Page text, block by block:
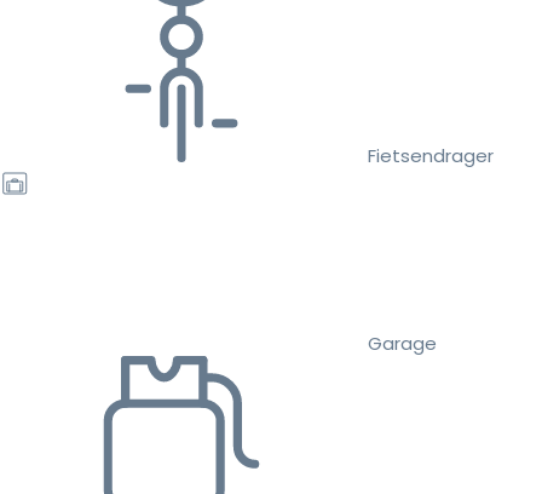
Fietsendrager
Garage